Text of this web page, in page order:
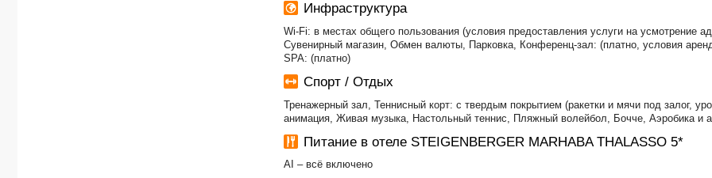
Инфраструктура
Wi-Fi: в местах общего пользования (условия предоставления услуги на усмотрение
Сувенирный магазин, Обмен валюты, Парковка, Конференц-зал: (платно, условия
SPA: (платно)
Спорт / Отдых
Тренажерный зал, Теннисный корт: с твердым покрытием (ракетки и мячи под залог,
анимация, Живая музыка, Настольный теннис, Пляжный волейбол, Бочче, Аэробика и
Питание в отеле STEIGENBERGER MARHABA THALASSO 5*
AI – всё включено